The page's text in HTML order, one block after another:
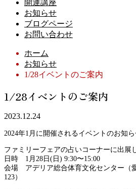
開運講座
お知らせ
ブログページ
お問い合わせ
ホーム
お知らせ
1/28イベントのご案内
1/28イベントのご案内
2023.12.24
2024年1月に開催されるイベントのお知ら
ファミリーフェアの占いコーナーに出展
日時 1月28日(日) 9:30〜15:00
会場 アデリア総合体育文化センター（
123）